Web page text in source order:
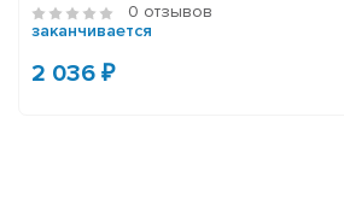
0 отзывов
заканчивается
2 036 ₽